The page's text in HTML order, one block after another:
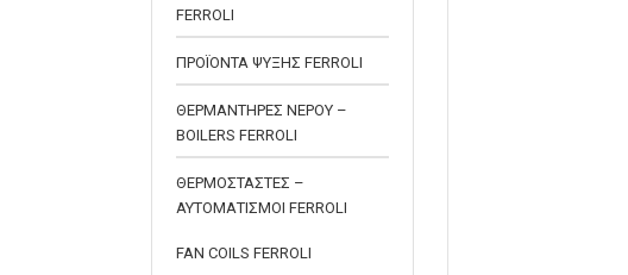
FERROLI
ΠΡΟΪΟΝΤΑ ΨΥΞΗΣ FERROLI
ΘΕΡΜΑΝΤΗΡΕΣ ΝΕΡΟΥ –
BOILERS FERROLI
ΘΕΡΜΟΣΤΑΣΤΕΣ –
ΑΥΤΟΜΑΤΙΣΜΟΙ FERROLI
FAN COILS FERROLI